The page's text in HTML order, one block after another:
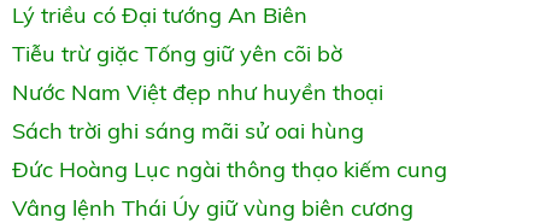
Lý triều có Đại tướng An Biên
Tiễu trừ giặc Tống giữ yên cõi bờ
Nước Nam Việt đẹp như huyền thoại
Sách trời ghi sáng mãi sử oai hùng
Đức Hoàng Lục ngài thông thạo kiếm cung
Vâng lệnh Thái Úy giữ vùng biên cương